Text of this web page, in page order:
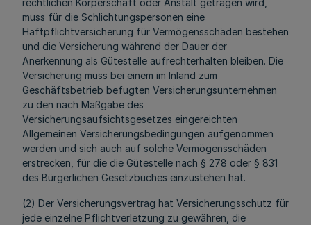
rechtlichen Körperschaft oder Anstalt getragen wird,
muss für die Schlichtungspersonen eine
Haftpflichtversicherung für Vermögensschäden bestehen
und die Versicherung während der Dauer der
Anerkennung als Gütestelle aufrechterhalten bleiben. Die
Versicherung muss bei einem im Inland zum
Geschäftsbetrieb befugten Versicherungsunternehmen
zu den nach Maßgabe des
Versicherungsaufsichtsgesetzes eingereichten
Allgemeinen Versicherungsbedingungen aufgenommen
werden und sich auch auf solche Vermögensschäden
erstrecken, für die die Gütestelle nach § 278 oder § 831
des Bürgerlichen Gesetzbuches einzustehen hat.
(2) Der Versicherungsvertrag hat Versicherungsschutz für
jede einzelne Pflichtverletzung zu gewähren, die